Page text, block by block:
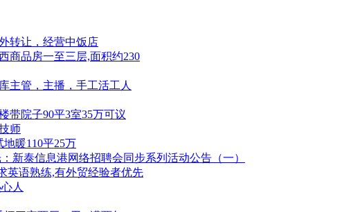
转让，经营中饭店
商品房一至三层,面积约230
主管，主播，手工活工人
带院子90平3室35万可议
师
暖110平25万
新泰信息港网络招聘会同步系列活动公告（一）
英语熟练,有外贸经验者优先
人